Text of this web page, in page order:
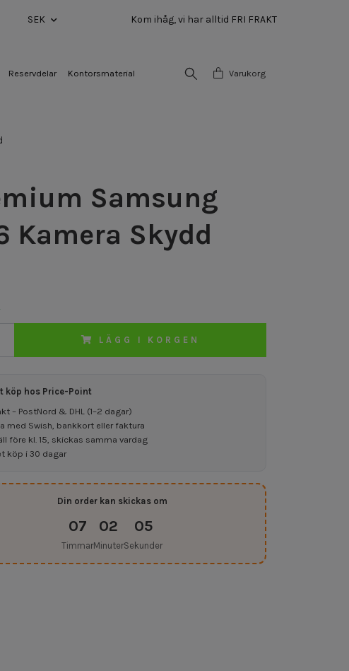
SEK Kom ihåg, vi har alltid FRI FRAKT
Reservdelar Kontorsmaterial Varukorg
Samsung
Kamera Skydd
LÄGG I KORGEN
köp hos Price-Point
– PostNord & DHL (1–2 dagar)
med Swish, bankkort eller faktura
före kl. 15, skickas samma vardag
köp i 30 dagar
Din order kan skickas om
07
Timmar
02
Minuter
04
Sekunder